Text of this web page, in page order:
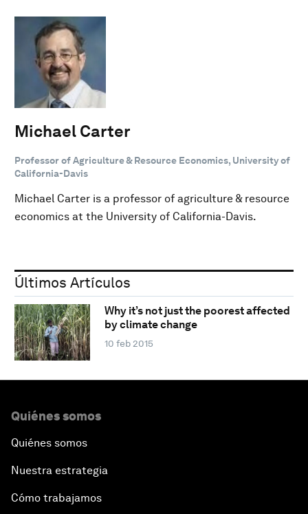
Michael Carter
Professor of Agriculture & Resource Economics, University of
California-Davis
Michael Carter is a professor of agriculture & resource
economics at the University of California-Davis.
Últimos Artículos
Why it’s not just the poorest affected
by climate change
10 feb 2015
Quiénes somos
Quiénes somos
Nuestra estrategia
Cómo trabajamos